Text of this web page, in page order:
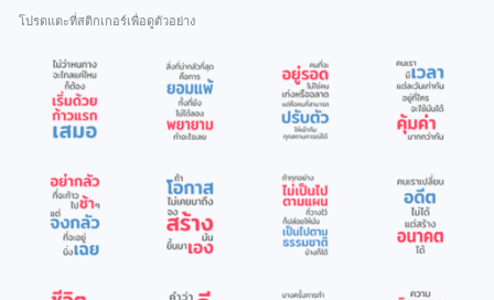
โปรดแตะที่สติกเกอร์เพื่อดูตัวอย่าง